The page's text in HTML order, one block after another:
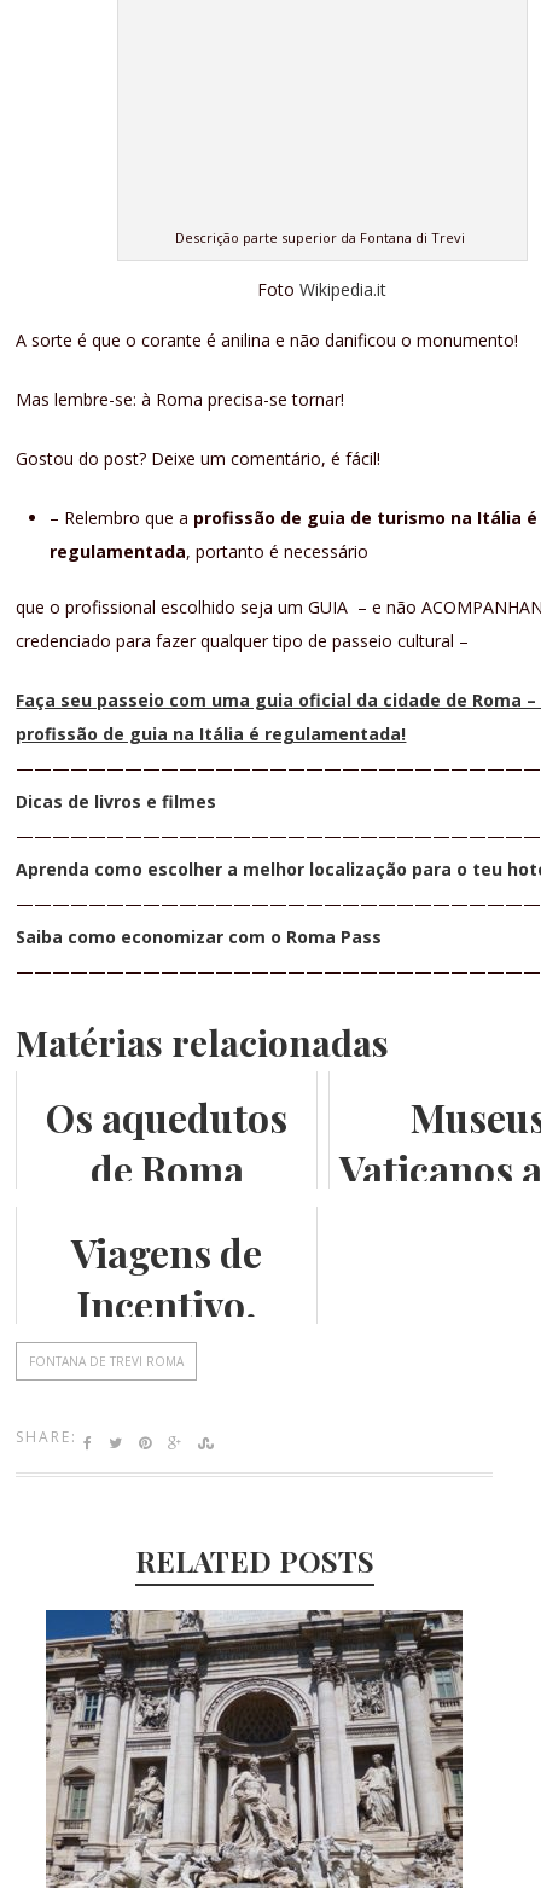
Descrição parte superior da Fontana di Trevi
FotoWikipedia.it
A sorte é que o corante é anilina e não danificou o monumento!
Mas lembre-se: à Roma precisa-se tornar!
Gostou do post? Deixe um comentário, é fácil!
– Relembro que a profissão de guia de turismo na Itália é
regulamentada, portanto é necessário
que o profissional escolhido seja um GUIA – e não
credenciado para fazer qualquer tipo de passeio cultural –
Faça seu passeio com uma guia oficial da cidade de Roma –
profissão de guia na Itália é regulamentada!
Dicas de livros e filmes
Aprenda como escolher a melhor localização para o teu
Saiba como economizar com o Roma Pass
Matérias relacionadas
Os aquedutos
de Roma
Vaticanos
Viagens de
Incentivo,
temos sede em
FONTANA DE TREVI ROMA
SHARE:
RELATED POSTS